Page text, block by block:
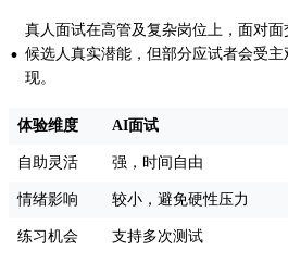
·
真人面试在高管及复杂岗位上，面对
候选人真实潜能，但部分应试者会受
现。
体验维度 AI面试
自助灵活 强，时间自由
情绪影响 较小，避免硬性压力
练习机会 支持多次测试